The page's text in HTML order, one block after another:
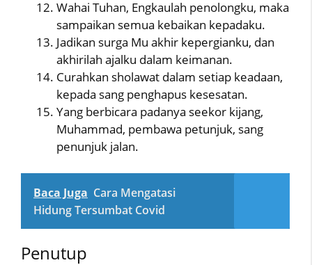
Wahai Tuhan, Engkaulah penolongku, maka
sampaikan semua kebaikan kepadaku.
Jadikan surga Mu akhir kepergianku, dan
akhirilah ajalku dalam keimanan.
Curahkan sholawat dalam setiap keadaan,
kepada sang penghapus kesesatan.
Yang berbicara padanya seekor kijang,
Muhammad, pembawa petunjuk, sang
penunjuk jalan.
Baca Juga Cara Mengatasi
Hidung Tersumbat Covid
Penutup